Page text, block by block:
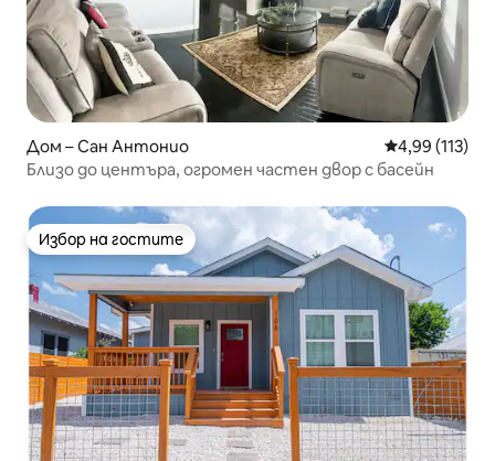
Дом – Сан Антонио Средна
4,99 (113)
Близо до центъра, огромен частен двор с басейн
Избор на гостите
Избор на гостите